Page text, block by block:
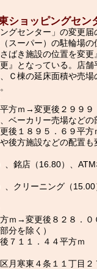
ショッピングセン
グセンター」の変更届
スーパー）の駐輪場の
ばき施設の位置を変
』となっている。店
Ｃ棟の延床面積や売場
方ｍ→変更後２９９９
ベーカリー売場など
後１８９５．６９平方
後方施設などの配置も
銘店（16.80）、
クリーニング（
ｍ→変更後８２８．０
分を除く）
７１１．４４平方ｍ
月寒東４条１１丁目２